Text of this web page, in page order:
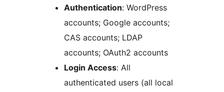
Authentication: WordPress
accounts; Google accounts;
CAS accounts; LDAP
accounts; OAuth2 accounts
Login Access: All
authenticated users (all local